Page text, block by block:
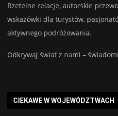
Rzetelne relacje, autorskie
wskazówki dla turystów,
aktywnego podróżowania.
Odkrywaj świat z nami –
CIEKAWE W WOJEWÓDZTWACH